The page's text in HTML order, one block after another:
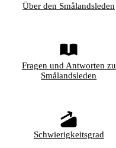
Über den Smålandsleden
Fragen und Antworten zu
Smålandsleden
Schwierigkeitsgrad